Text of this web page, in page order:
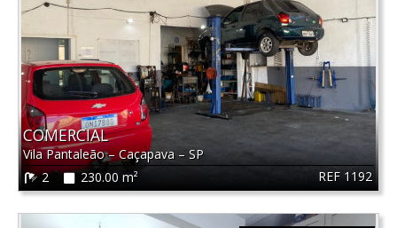
REF 1192
COMERCIAL
Vila Pantaleão–Caçapava – SP
2
230.00 m²